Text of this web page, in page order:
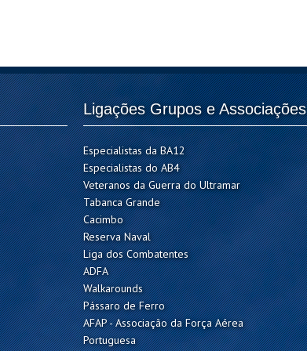
Ligações Grupos e Associações
Especialistas da BA12
Especialistas do AB4
Veteranos da Guerra do Ultramar
Tabanca Grande
Cacimbo
Reserva Naval
Liga dos Combatentes
ADFA
Walkarounds
Pássaro de Ferro
AFAP - Associação da Força Aérea
Portuguesa